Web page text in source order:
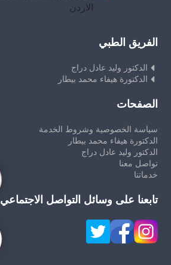
الاردن
الفريق الطبي
الدكتور وليد عادل دراج
الدكتورة هيفاء محمد بيطار
الصفحات
سياسة الخصوصية وشروط الخدمة
الدكتورة هيفاء محمد بيطار
الدكتور وليد عادل دراج
تواصل معنا
خدماتنا
تابعنا على وسائل التواصل الاجتماعي